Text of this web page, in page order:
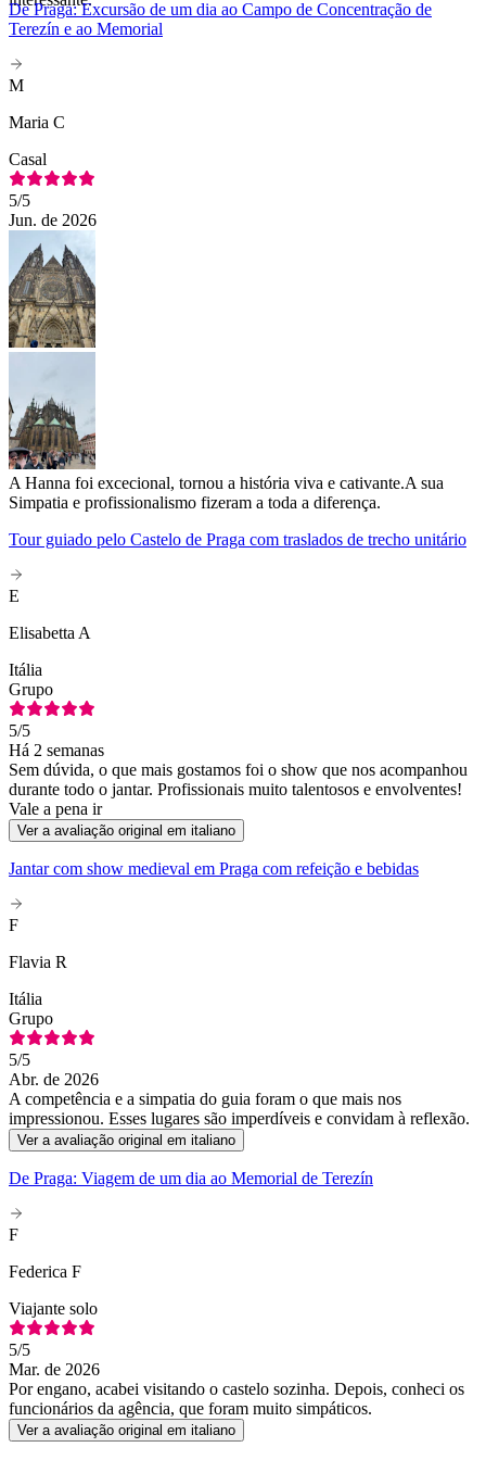
De Praga: Excursão de um dia ao Campo de Concentração de
Terezín e ao Memorial
M
Maria C
Casal
5/5
Jun. de 2026
A Hanna foi excecional, tornou a história viva e cativante.A sua
Simpatia e profissionalismo fizeram a toda a diferença.
Tour guiado pelo Castelo de Praga com traslados de trecho unitário
E
Elisabetta A
Itália
Grupo
5/5
Há 2 semanas
Sem dúvida, o que mais gostamos foi o show que nos acompanhou
durante todo o jantar. Profissionais muito talentosos e envolventes!
Vale a pena ir
Ver a avaliação original em italiano
Jantar com show medieval em Praga com refeição e bebidas
F
Flavia R
Itália
Grupo
5/5
Abr. de 2026
A competência e a simpatia do guia foram o que mais nos
impressionou. Esses lugares são imperdíveis e convidam à reflexão.
Ver a avaliação original em italiano
De Praga: Viagem de um dia ao Memorial de Terezín
F
Federica F
Viajante solo
5/5
Mar. de 2026
Por engano, acabei visitando o castelo sozinha. Depois, conheci os
funcionários da agência, que foram muito simpáticos.
Ver a avaliação original em italiano